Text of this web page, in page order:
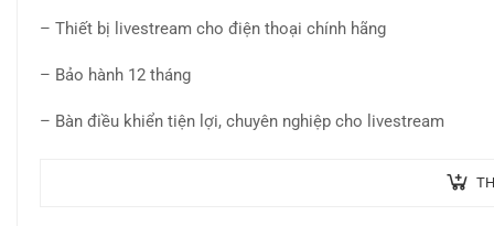
– Thiết bị livestream cho điện thoại chính hãng
– Bảo hành 12 tháng
– Bàn điều khiển tiện lợi, chuyên nghiệp cho livestream